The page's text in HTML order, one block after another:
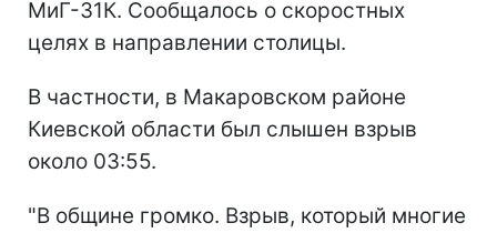
МиГ-31К. Сообщалось о скоростных
целях в направлении столицы.
В частности, в Макаровском районе
Киевской области был слышен взрыв
около 03:55.
"В общине громко. Взрыв, который многие